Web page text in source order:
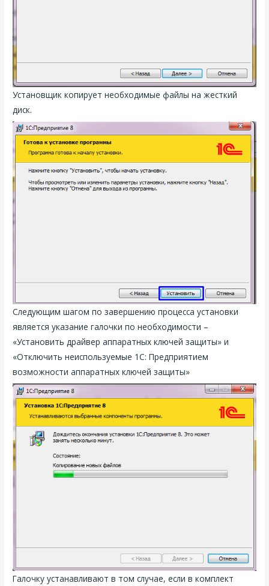
Установщик копирует необходимые файлы на жесткий
диск.
Следующим шагом по завершению процесса установки
является указание галочки по необходимости –
«Установить драйвер аппаратных ключей защиты» и
«Отключить неиспользуемые 1С: Предприятием
возможности аппаратных ключей защиты»
Галочку устанавливают в том случае, если в комплект